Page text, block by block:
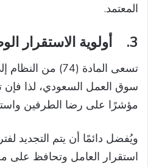
المعتمد.
3. أولوية الاستقرار
تسعى المادة (74)
سوق العمل السعودي، لذا فإن
مؤشرًا على رضا الطرفين
ويُفضل دائمًا أن يتم التجديد
استقرار العامل وتحافظ على